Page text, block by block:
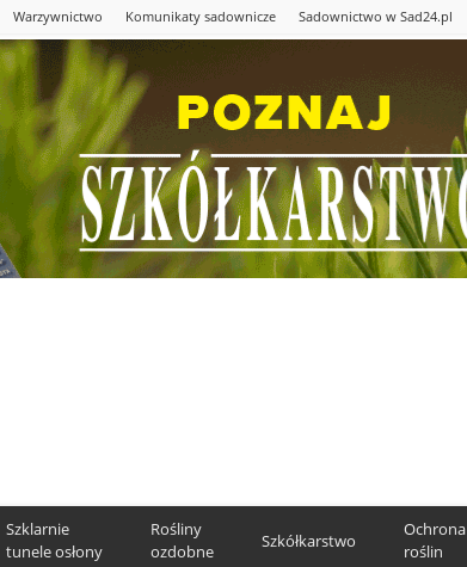
Warzywnictwo Komunikaty sadownicze Sadownictwo w Sad24.pl
Szklarnie
tunele osłony
Rośliny
ozdobne
Szkółkarstwo
Ochrona
roślin